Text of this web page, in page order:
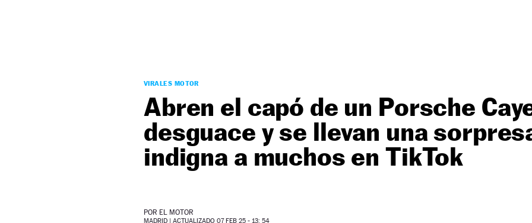
VIRALES MOTOR
Abren el capó de un Porsche
desguace y se llevan una
indigna a muchos en TikTok
POR EL MOTOR
MADRID | ACTUALIZADO 07 FEB 25 - 13: 54